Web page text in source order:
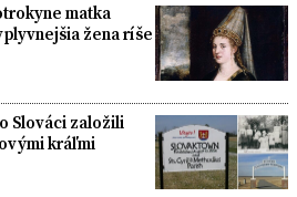
matka
žena ríše
Slováci založili
kráľmi